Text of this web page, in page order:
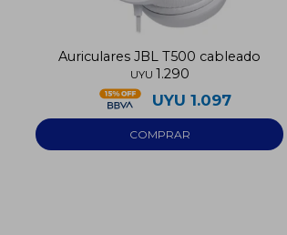
Auriculares JBL T500 cableado
UYU 1.290
UYU 1.097